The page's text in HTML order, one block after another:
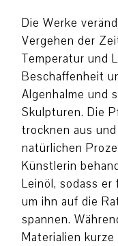
Die Werke
Vergehen der
Temperatur und
Beschaffenheit
Algenhalme und
Skulpturen. Die
trocknen aus
natürlichen
Künstlerin
Leinöl, sodass
um ihn auf die
spannen.
Materialien